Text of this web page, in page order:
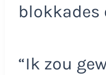
blokkades
“Ik zou